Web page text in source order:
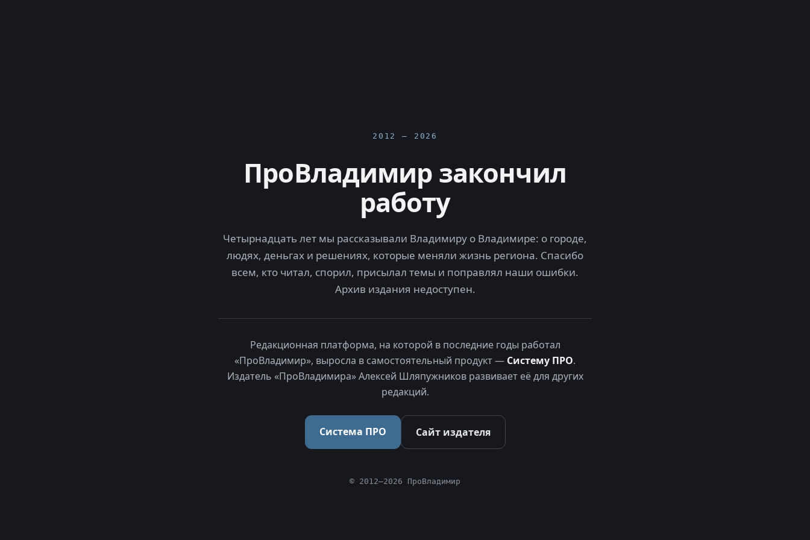
2012 — 2026
ПроВладимир закончил
работу
Четырнадцать лет мы рассказывали Владимиру о Владимире: о городе,
людях, деньгах и решениях, которые меняли жизнь региона. Спасибо
всем, кто читал, спорил, присылал темы и поправлял наши ошибки.
Архив издания недоступен.
Редакционная платформа, на которой в последние годы работал
«ПроВладимир», выросла в самостоятельный продукт — Систему ПРО.
Издатель «ПроВладимира» Алексей Шляпужников развивает её для других
редакций.
Система ПРО Сайт издателя
© 2012–2026 ПроВладимир